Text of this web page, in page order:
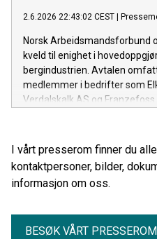
2.6.2026 22:43:02 CEST
Norsk Arbeidsmandsforbund
kveld til enighet i
bergindustrien. Avtalen
medlemmer i bedrifter som
Verdalskalk AS og Franzefoss
I vårt presserom finner du
kontaktpersoner, bilder,
informasjon om oss.
BESØK VÅRT PRESSEROM